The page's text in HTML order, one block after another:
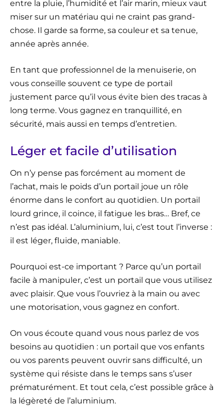
entre la pluie, l’humidité et l’air marin, mieux vaut
miser sur un matériau qui ne craint pas grand-
chose. Il garde sa forme, sa couleur et sa tenue,
année après année.
En tant que professionnel de la menuiserie, on
vous conseille souvent ce type de portail
justement parce qu’il vous évite bien des tracas à
long terme. Vous gagnez en tranquillité, en
sécurité, mais aussi en temps d’entretien.
Léger et facile d’utilisation
On n’y pense pas forcément au moment de
l’achat, mais le poids d’un portail joue un rôle
énorme dans le confort au quotidien. Un portail
lourd grince, il coince, il fatigue les bras… Bref, ce
n’est pas idéal. L’aluminium, lui, c’est tout l’inverse :
il est léger, fluide, maniable.
Pourquoi est-ce important ? Parce qu’un portail
facile à manipuler, c’est un portail que vous utilisez
avec plaisir. Que vous l’ouvriez à la main ou avec
une motorisation, vous gagnez en confort.
On vous écoute quand vous nous parlez de vos
besoins au quotidien : un portail que vos enfants
ou vos parents peuvent ouvrir sans difficulté, un
système qui résiste dans le temps sans s’user
prématurément. Et tout cela, c’est possible grâce à
la légèreté de l’aluminium.